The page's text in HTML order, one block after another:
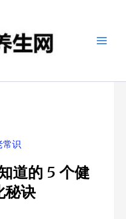
常识
道的 5 个健
秘诀